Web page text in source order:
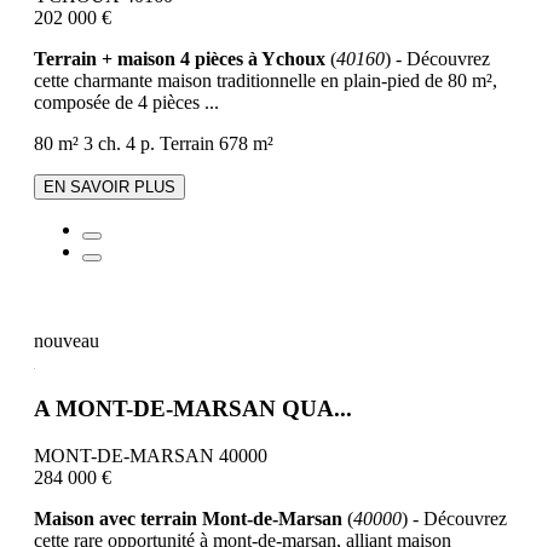
202 000 €
Terrain + maison 4 pièces à Ychoux (40160) - Découvrez
cette charmante maison traditionnelle en plain-pied de 80 m²,
composée de 4 pièces ...
80 m² 3 ch. 4 p. Terrain 678 m²
EN SAVOIR PLUS
nouveau
A MONT-DE-MARSAN QUA...
MONT-DE-MARSAN 40000
284 000 €
Maison avec terrain Mont-de-Marsan (40000) - Découvrez
cette rare opportunité à mont-de-marsan, alliant maison